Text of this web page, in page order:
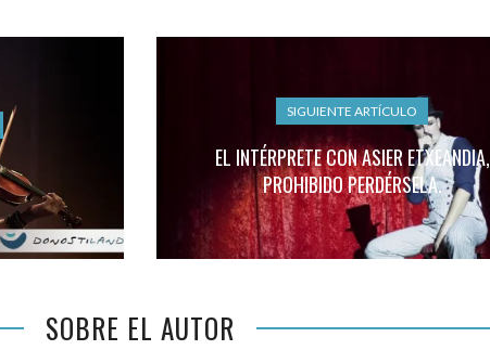
SIGUIENTE ARTÍCULO
EL INTÉRPRETE CON ASIER ETXEANDIA,
PROHIBIDO PERDÉRSELA.
SOBRE EL AUTOR